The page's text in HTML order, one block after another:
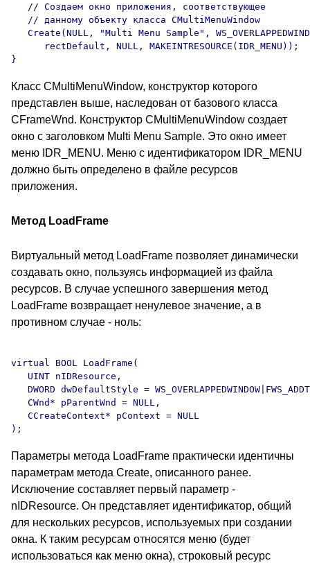
   // Создаем окно приложения, соответствующее
   // данному объекту класса CMultiMenuWindow
Create(NULL, "Multi Menu Sample",
      rectDefault, NULL, MAKEINTRESOURCE(IDR_MENU));
Класс CMultiMenuWindow, конструктор которого
представлен выше, наследован от базового класса
CFrameWnd. Конструктор CMultiMenuWindow создает
окно с заголовком Multi Menu Sample. Это окно имеет
меню IDR_MENU. Меню с идентификатором IDR_MENU
должно быть определено в файле ресурсов
приложения.
Метод LoadFrame
Виртуальный метод LoadFrame позволяет динамически
создавать окно, пользуясь информацией из файла
ресурсов. В случае успешного завершения метод
LoadFrame возвращает ненулевое значение, а в
противном случае - ноль:
virtual BOOL LoadFrame(
   UINT nIDResource,
DWORD dwDefaultStyle =
   CWnd* pParentWnd = NULL,
   CCreateContext* pContext = NULL
Параметры метода LoadFrame практически идентичны
параметрам метода Create, описанного ранее.
Исключение составляет первый параметр -
nIDResource. Он представляет идентификатор, общий
для нескольких ресурсов, используемых при создании
окна. К таким ресурсам относятся меню (будет
использоваться как меню окна), строковый ресурс